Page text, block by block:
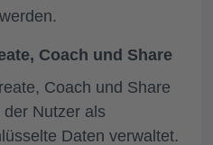
Coach und Share
Coach und Share
Nutzer als
Daten verwaltet.